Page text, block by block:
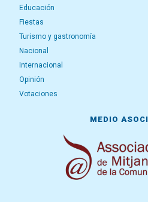
Educación
Fiestas
Turismo y gastronomía
Nacional
Internacional
Opinión
Votaciones
MEDIO